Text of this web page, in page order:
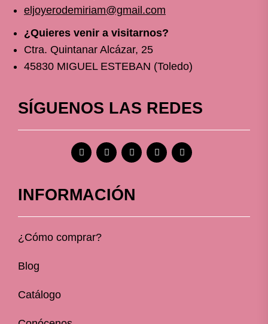
eljoyerodemiriam@gmail.com
¿Quieres venir a visitarnos?
Ctra. Quintanar Alcázar, 25
45830 MIGUEL ESTEBAN (Toledo)
SÍGUENOS LAS REDES
INFORMACIÓN
¿Cómo comprar?
Blog
Catálogo